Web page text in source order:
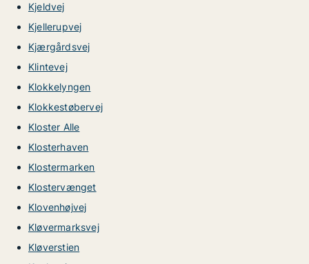
Kjeldvej
Kjellerupvej
Kjærgårdsvej
Klintevej
Klokkelyngen
Klokkestøbervej
Kloster Alle
Klosterhaven
Klostermarken
Klostervænget
Klovenhøjvej
Kløvermarksvej
Kløverstien